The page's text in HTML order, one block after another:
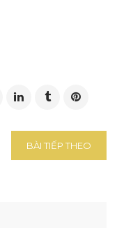
BÀI TIẾP THEO